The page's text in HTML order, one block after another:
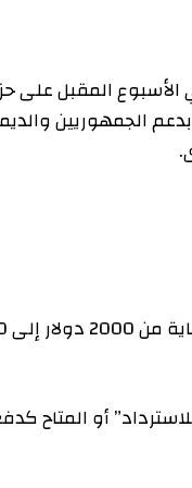
المقبل على حزمة
أو المتاح كدفعة